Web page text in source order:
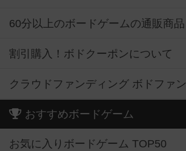
60分以上のボードゲームの通販商品
割引購入！ボドクーポンについて
クラウドファンディング ボドファン
おすすめボードゲーム
お気に入りボードゲーム TOP50